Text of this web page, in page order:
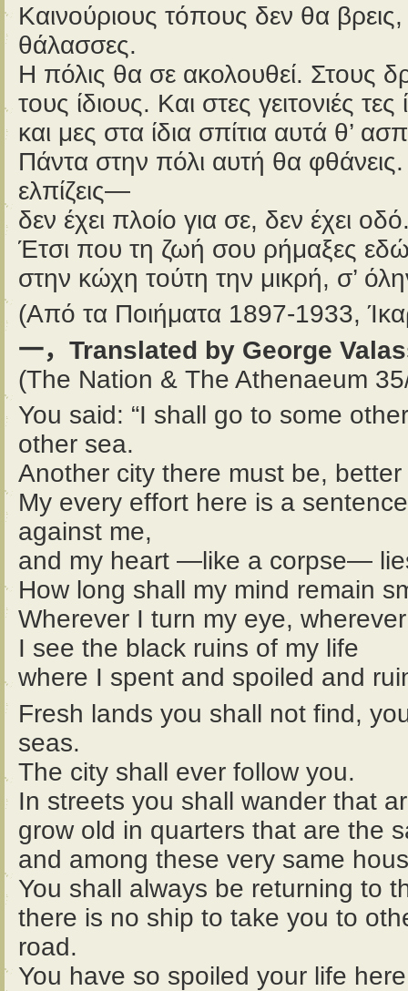
Καινούριους τόπους δεν θα
θάλασσες.
Η πόλις θα σε ακολουθεί. Στους
τους ίδιους. Και στες γειτονιές τες
και μες στα ίδια σπίτια αυτά θ’
Πάντα στην πόλι αυτή θα
ελπίζεις—
δεν έχει πλοίο για σε, δεν έχει
Έτσι που τη ζωή σου ρήμαξες
στην κώχη τούτη την μικρή, σ’
(Από τα Ποιήματα 1897-1933,
一，Translated by George
(The Nation & The Athenaeum
You said: “I shall go to some
other sea.
Another city there must be,
My every effort here is a
against me,
and my heart —like a corpse—
How long shall my mind remain
Wherever I turn my eye,
I see the black ruins of my life
where I spent and spoiled and
Fresh lands you shall not find,
seas.
The city shall ever follow you.
In streets you shall wander that
grow old in quarters that are the
and among these very same
You shall always be returning to
there is no ship to take you to
road.
You have so spoiled your life